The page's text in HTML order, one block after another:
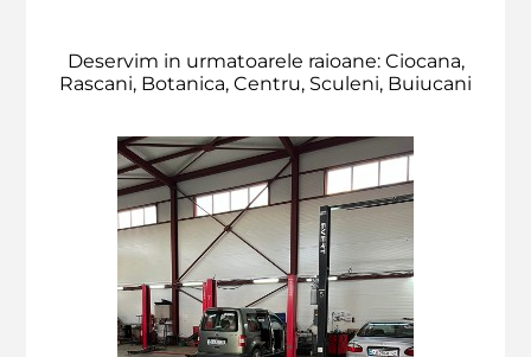
Deservim in urmatoarele raioane: Ciocana,
Rascani, Botanica, Centru, Sculeni, Buiucani